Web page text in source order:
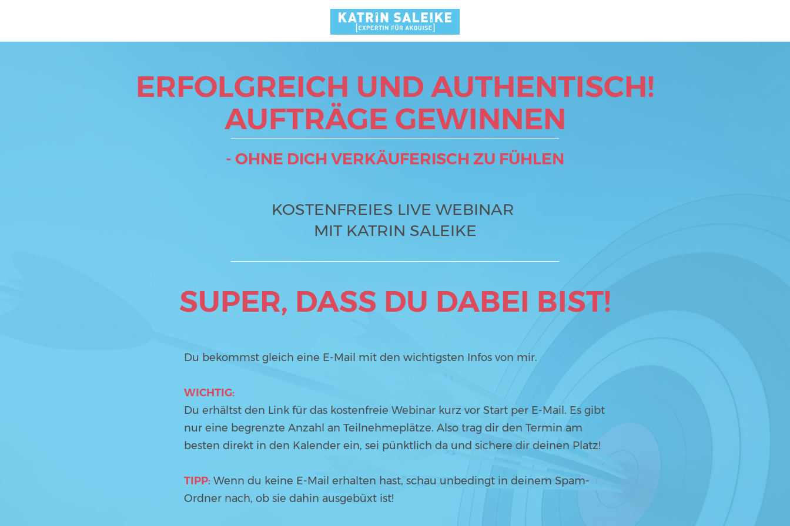
ERFOLGREICH UND AUTHENTISCH!
AUFTRÄGE GEWINNEN
- OHNE DICH VERKÄUFERISCH ZU FÜHLEN
KOSTENFREIES LIVE WEBINAR
MIT KATRIN SALEIKE
SUPER, DASS DU DABEI BIST!
Du bekommst gleich eine E-Mail mit den wichtigsten Infos von mir.
WICHTIG:
Du erhältst den Link für das kostenfreie Webinar kurz vor Start per E-Mail. Es gibt
nur eine begrenzte Anzahl an Teilnehmeplätze. Also trag dir den Termin am
besten direkt in den Kalender ein, sei pünktlich da und sichere dir deinen Platz!
TIPP: Wenn du keine E-Mail erhalten hast, schau unbedingt in deinem Spam-
Ordner nach, ob sie dahin ausgebüxt ist!